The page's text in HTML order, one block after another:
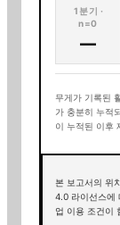
1 분기 ·
n=0
—
무게가 기록된
가 충분히 누적
이 누적된 이후
본 보고서의 위
4.0 라이선스에
업 이용 조건이